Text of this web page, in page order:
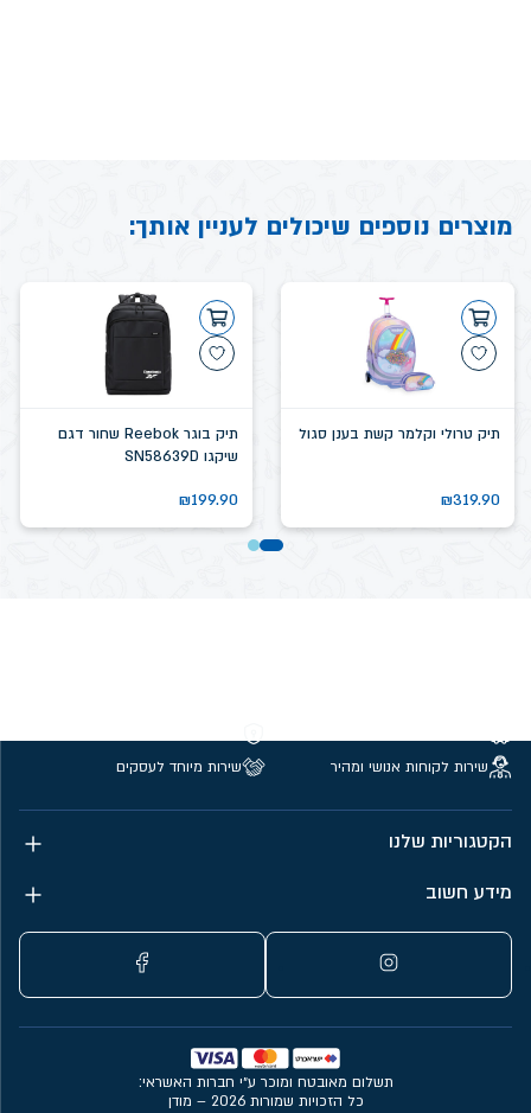
מוצרים נוספים שיכולים לעניין אותך:
תיק טרולי וקלמר קשת בענן סגול
₪319.90
תיק בוגר Reebok שחור דגם
שיקגו SN58639D
₪199.90
שירות לקוחות אנושי ומהיר
שירות מיוחד לעסקים
הקטגוריות שלנו
מידע חשוב
תשלום מאובטח ומוכר ע״י חברות האשראי:
כל הזכויות שמורות 2026 – מודן